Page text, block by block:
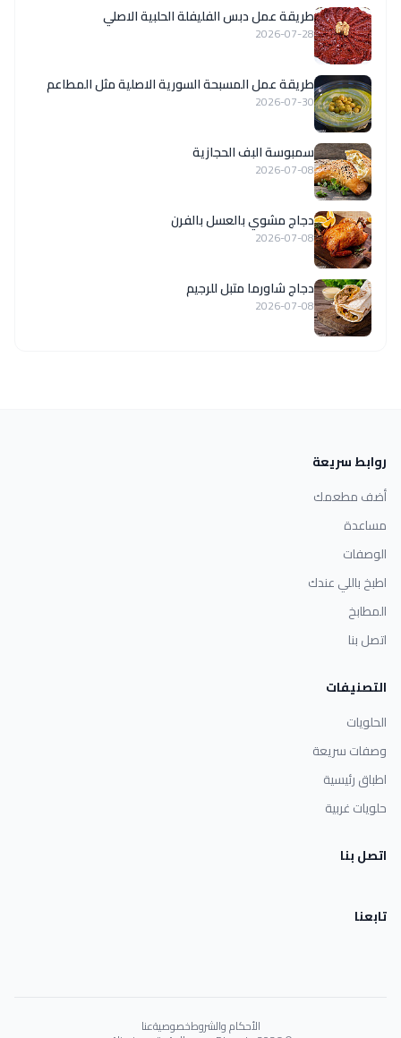
طريقة عمل دبس الفليفلة الحلبية الاصلي
2026-07-28
‏طريقة عمل المسبحة السورية الاصلية مثل المطاعم
2026-07-30
سمبوسة البف الحجازية
2026-07-08
دجاج مشوي بالعسل بالفرن
2026-07-08
دجاج شاورما متبل للرجيم
2026-07-08
روابط سريعة
أضف مطعمك
مساعدة
الوصفات
اطبخ باللي عندك
المطابخ
اتصل بنا
التصنيفات
الحلويات
وصفات سريعة
اطباق رئيسية
حلويات غربية
اتصل بنا
تابعنا
الأحكام والشروطخصوصيةعنا